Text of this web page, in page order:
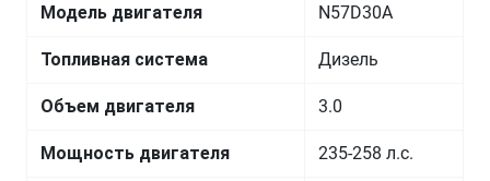
Модель двигателя N57D30A
Топливная система Дизель
Объем двигателя 3.0
Мощность двигателя 235-258 л.с.